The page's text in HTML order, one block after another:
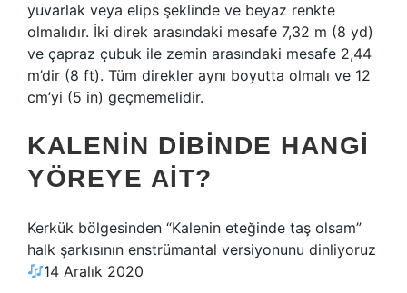
yuvarlak veya elips şeklinde ve beyaz renkte
olmalıdır. İki direk arasındaki mesafe 7,32 m (8 yd)
ve çapraz çubuk ile zemin arasındaki mesafe 2,44
m’dir (8 ft). Tüm direkler aynı boyutta olmalı ve 12
cm’yi (5 in) geçmemelidir.
KALENIN DIBINDE HANGI
YÖREYE AIT?
Kerkük bölgesinden “Kalenin eteğinde taş olsam”
halk şarkısının enstrümantal versiyonunu dinliyoruz
14 Aralık 2020